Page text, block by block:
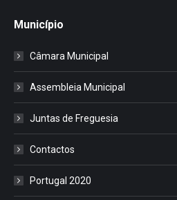
Município
Câmara Municipal
Assembleia Municipal
Juntas de Freguesia
Contactos
Portugal 2020